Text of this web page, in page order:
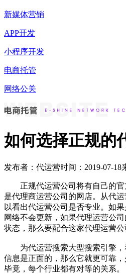
新媒体营销
APP开发
小程序开发
电商托管
网络公关
如何选择正规的
发布者：代运营时间：2019-07-18
正规代运营公司将有自己的官
是代理商运营公司的网店。从代
以看出代运营公司是否专业。如
网络不会更新，如果代理运营公
状态，那么要配合这家代理运营公
为代运营搜索大型搜索引擎，
信息是正面的，那么它就更可靠，
毕竟，每个行业都有对等的关系。